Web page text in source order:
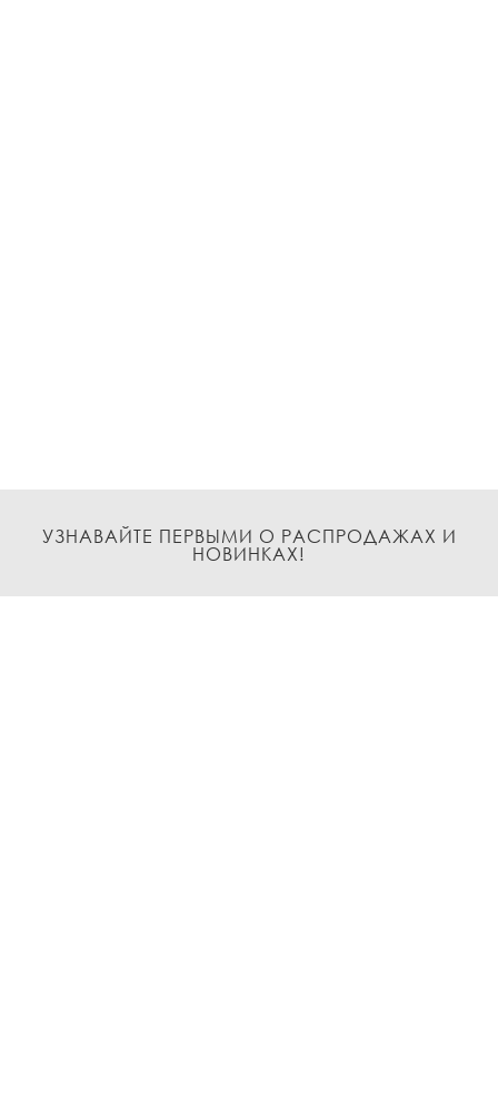
УЗНАВАЙТЕ ПЕРВЫМИ О РАСПРОДАЖАХ И
НОВИНКАХ!